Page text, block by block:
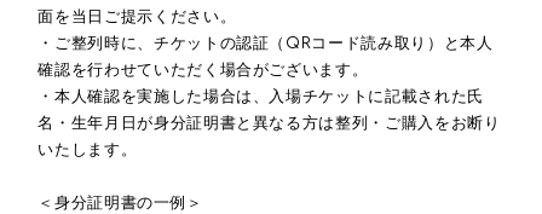
面を当日ご提示ください。
・ご整列時に、チケットの認証（QRコード読み取り）と本人
確認を行わせていただく場合がございます。
・本人確認を実施した場合は、入場チケットに記載された氏
名・生年月日が身分証明書と異なる方は整列・ご購入をお断り
いたします。
＜身分証明書の一例＞